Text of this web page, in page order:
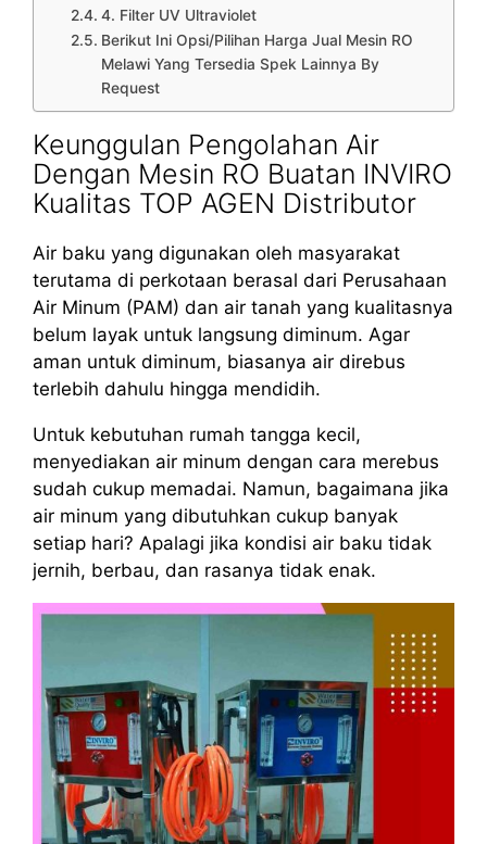
4. Filter UV Ultraviolet
Berikut Ini Opsi/Pilihan Harga Jual Mesin RO
Melawi Yang Tersedia Spek Lainnya By
Request
Keunggulan Pengolahan Air
Dengan Mesin RO Buatan INVIRO
Kualitas TOP AGEN Distributor
Air baku yang digunakan oleh masyarakat
terutama di perkotaan berasal dari Perusahaan
Air Minum (PAM) dan air tanah yang kualitasnya
belum layak untuk langsung diminum. Agar
aman untuk diminum, biasanya air direbus
terlebih dahulu hingga mendidih.
Untuk kebutuhan rumah tangga kecil,
menyediakan air minum dengan cara merebus
sudah cukup memadai. Namun, bagaimana jika
air minum yang dibutuhkan cukup banyak
setiap hari? Apalagi jika kondisi air baku tidak
jernih, berbau, dan rasanya tidak enak.